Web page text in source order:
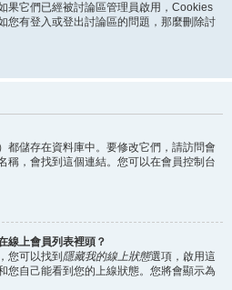
果它們已經被討論區管理員啟用，Cookies
您有登入或登出討論區的問題，那麼刪除討
都儲存在資料庫中。要修改它們，請訪問會
稱，會找到這個連結。您可以在會員控制台
線上會員列表裡頭？
您可以找到 隱藏我的線上狀態選項，啟用這
您自己能看到您的上線狀態。您將會顯示為